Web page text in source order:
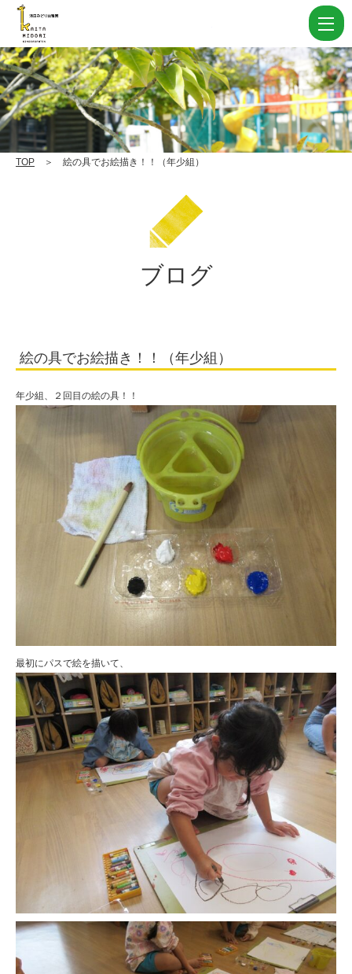
の
具
で
お
絵
組）
法
住
田
学
園
TOP ＞ 絵の具でお絵描き！！（年少組）
ブログ
絵の具でお絵描き！！（年少組）
年少組、２回目の絵の具！！
最初にパスで絵を描いて、